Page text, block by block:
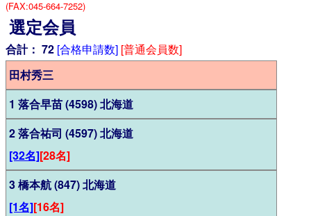
(FAX:045-664-7252)
選定会員
合計： 72 [合格申請数] [普通会員数]
田村秀三
1 落合早苗 (4598) 北海道
2 落合祐司 (4597) 北海道
[32名][28名]
3 橋本航 (847) 北海道
[1名][16名]